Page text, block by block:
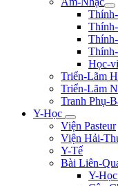
Học-
Triển-Lãm
Triển-Lãm
Tranh Phụ-
Y-Học
Viện Pasteur
Viện Hải-
Y-Tế
Bài Liên-
Y-